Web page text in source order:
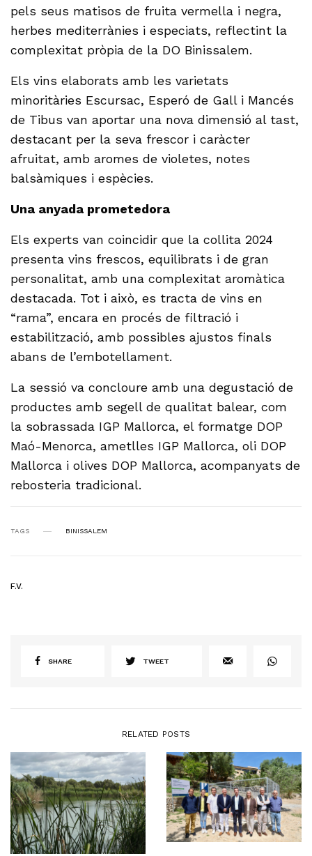
pels seus matisos de fruita vermella i negra,
herbes mediterrànies i especiats, reflectint la
complexitat pròpia de la DO Binissalem.
Els vins elaborats amb les varietats
minoritàries Escursac, Esperó de Gall i Mancés
de Tibus van aportar una nova dimensió al tast,
destacant per la seva frescor i caràcter
afruitat, amb aromes de violetes, notes
balsàmiques i espècies.
Una anyada prometedora
Els experts van coincidir que la collita 2024
presenta vins frescos, equilibrats i de gran
personalitat, amb una complexitat aromàtica
destacada. Tot i això, es tracta de vins en
“rama”, encara en procés de filtració i
estabilització, amb possibles ajustos finals
abans de l’embotellament.
La sessió va concloure amb una degustació de
productes amb segell de qualitat balear, com
la sobrassada IGP Mallorca, el formatge DOP
Maó-Menorca, ametlles IGP Mallorca, oli DOP
Mallorca i olives DOP Mallorca, acompanyats de
rebosteria tradicional.
TAGS BINISSALEM
F.V.
SHARE TWEET
RELATED POSTS